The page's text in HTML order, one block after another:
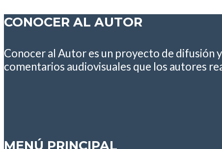
CONOCER AL AUTOR
Conocer al Autor es un proyecto de difusión
comentarios audiovisuales que los autores
MENÚ PRINCIPAL